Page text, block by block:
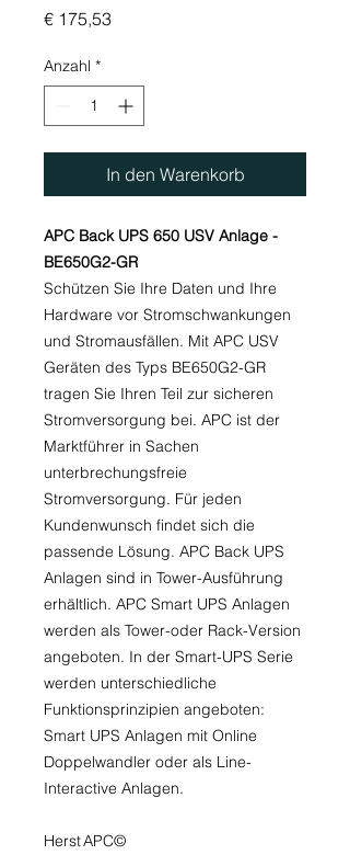
€ 175,53Preis
Anzahl *
In den Warenkorb
APC Back UPS 650 USV Anlage -
BE650G2-GR
Schützen Sie Ihre Daten und Ihre
Hardware vor Stromschwankungen
und Stromausfällen. Mit APC USV
Geräten des Typs BE650G2-GR
tragen Sie Ihren Teil zur sicheren
Stromversorgung bei. APC ist der
Marktführer in Sachen
unterbrechungsfreie
Stromversorgung. Für jeden
Kundenwunsch findet sich die
passende Lösung. APC Back UPS
Anlagen sind in Tower-Ausführung
erhältlich. APC Smart UPS Anlagen
werden als Tower-oder Rack-Version
angeboten. In der Smart-UPS Serie
werden unterschiedliche
Funktionsprinzipien angeboten:
Smart UPS Anlagen mit Online
Doppelwandler oder als Line-
Interactive Anlagen.
HerstAPC©